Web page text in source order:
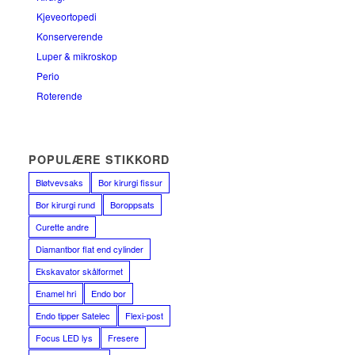
Kjeveortopedi
Konserverende
Luper & mikroskop
Perio
Roterende
POPULÆRE STIKKORD
Bløtvevsaks
Bor kirurgi fissur
Bor kirurgi rund
Boroppsats
Curette andre
Diamantbor flat end cylinder
Ekskavator skålformet
Enamel hri
Endo bor
Endo tipper Satelec
Flexi-post
Focus LED lys
Fresere